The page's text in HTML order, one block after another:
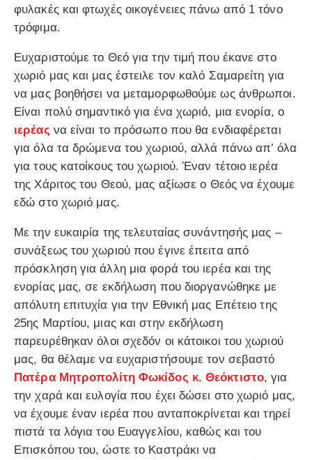
φυλακές και φτωχές οικογένειες πάνω από 1 τόνο
τρόφιμα.
Ευχαριστούμε το Θεό για την τιμή που έκανε στο
χωριό μας και μας έστειλε τον καλό Σαμαρείτη για
να μας βοηθήσει να μεταμορφωθούμε ως άνθρωποι.
Είναι πολύ σημαντικό για ένα χωριό, μια ενορία, ο
ιερέας να είναι το πρόσωπο που θα ενδιαφέρεται
για όλα τα δρώμενα του χωριού, αλλά πάνω απ’ όλα
για τους κατοίκους του χωριού. Έναν τέτοιο ιερέα
της Χάριτος του Θεού, μας αξίωσε ο Θεός να έχουμε
εδώ στο χωριό μας.
Με την ευκαιρία της τελευταίας συνάντησής μας –
συνάξεως του χωριού που έγινε έπειτα από
πρόσκληση για άλλη μια φορά του ιερέα και της
ενορίας μας, σε εκδήλωση που διοργανώθηκε με
απόλυτη επιτυχία για την Εθνική μας Επέτειο της
25ης Μαρτίου, μιας και στην εκδήλωση
παρευρέθηκαν όλοι σχεδόν οι κάτοικοι του χωριού
μας, θα θέλαμε να ευχαριστήσουμε τον σεβαστό
Πατέρα Μητροπολίτη Φωκίδος κ. Θεόκτιστο, για
την χαρά και ευλογία που έχει δώσει στο χωριό μας,
να έχουμε έναν ιερέα που ανταποκρίνεται και τηρεί
πιστά τα λόγια του Ευαγγελίου, καθώς και του
Επισκόπου του, ώστε το Καστράκι να